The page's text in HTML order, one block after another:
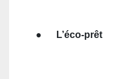
● L’éco-prêt